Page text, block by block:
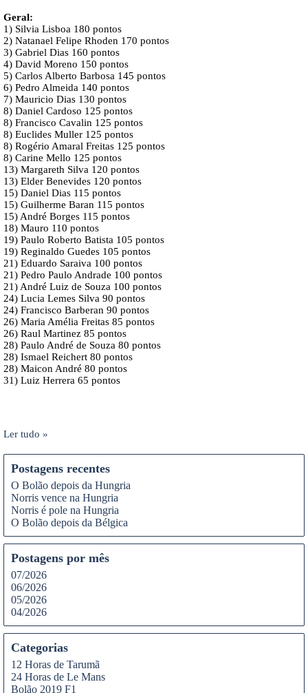
Geral:
1) Silvia Lisboa 180 pontos
2) Natanael Felipe Rhoden 170 pontos
3) Gabriel Dias 160 pontos
4) David Moreno 150 pontos
5) Carlos Alberto Barbosa 145 pontos
6) Pedro Almeida 140 pontos
7) Mauricio Dias 130 pontos
8) Daniel Cardoso 125 pontos
8) Francisco Cavalin 125 pontos
8) Euclides Muller 125 pontos
8) Rogério Amaral Freitas 125 pontos
8) Carine Mello 125 pontos
13) Margareth Silva 120 pontos
13) Elder Benevides 120 pontos
15) Daniel Dias 115 pontos
15) Guilherme Baran 115 pontos
15) André Borges 115 pontos
18) Mauro 110 pontos
19) Paulo Roberto Batista 105 pontos
19) Reginaldo Guedes 105 pontos
21) Eduardo Saraiva 100 pontos
21) Pedro Paulo Andrade 100 pontos
21) André Luiz de Souza 100 pontos
24) Lucia Lemes Silva 90 pontos
24) Francisco Barberan 90 pontos
26) Maria Amélia Freitas 85 pontos
26) Raul Martinez 85 pontos
28) Paulo André de Souza 80 pontos
28) Ismael Reichert 80 pontos
28) Maicon André 80 pontos
31) Luiz Herrera 65 pontos
Ler tudo »
Postagens recentes
O Bolão depois da Hungria
Norris vence na Hungria
Norris é pole na Hungria
O Bolão depois da Bélgica
Postagens por mês
07/2026
06/2026
05/2026
04/2026
Categorias
12 Horas de Tarumã
24 Horas de Le Mans
Bolão 2019 F1